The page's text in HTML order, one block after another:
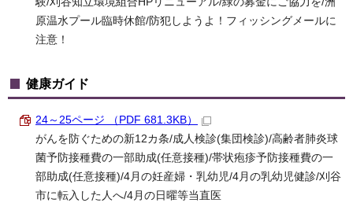
原温水プール臨時休館/防犯しようよ！フィッシングメールに
注意！
健康ガイド
24～25ページ （PDF 681.3KB）
がんを防ぐための新12カ条/成人検診(集団検診)/高齢者肺炎球
菌予防接種費の一部助成(任意接種)/帯状疱疹予防接種費の一
部助成(任意接種)/4月の妊産婦・乳幼児/4月の乳幼児健診/刈谷
市に転入した人へ/4月の日曜等当直医